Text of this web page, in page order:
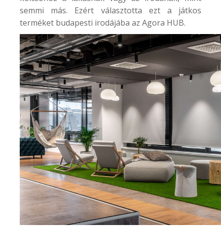
semmi más. Ezért választotta ezt a játkos
terméket budapesti irodájába az Agora HUB.